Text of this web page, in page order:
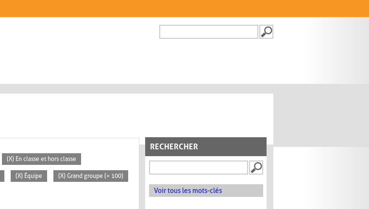
FORMULAIRE DE
RECHERCHER
Voir tous les mots-clés
(X) En classe et hors classe
(X) Équipe (X) Grand groupe (> 100)